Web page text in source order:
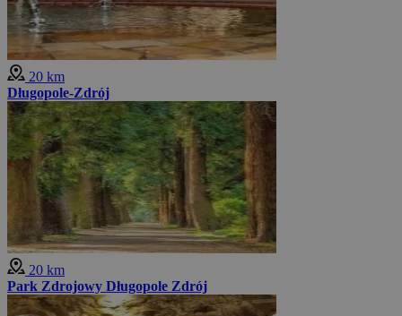
20 km
Długopole-Zdrój
20 km
Park Zdrojowy Długopole Zdrój